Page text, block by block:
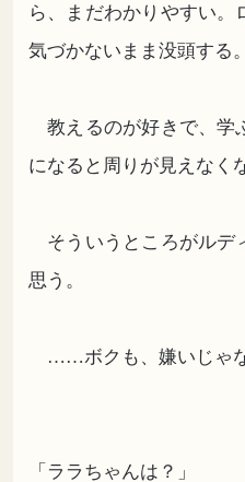
ら、まだわかりやすい。
気づかないまま没頭する。
教えるのが好きで、学
になると周りが見えなく
そういうところがルデ
思う。
……ボクも、嫌いじゃな
「ララちゃんは？」